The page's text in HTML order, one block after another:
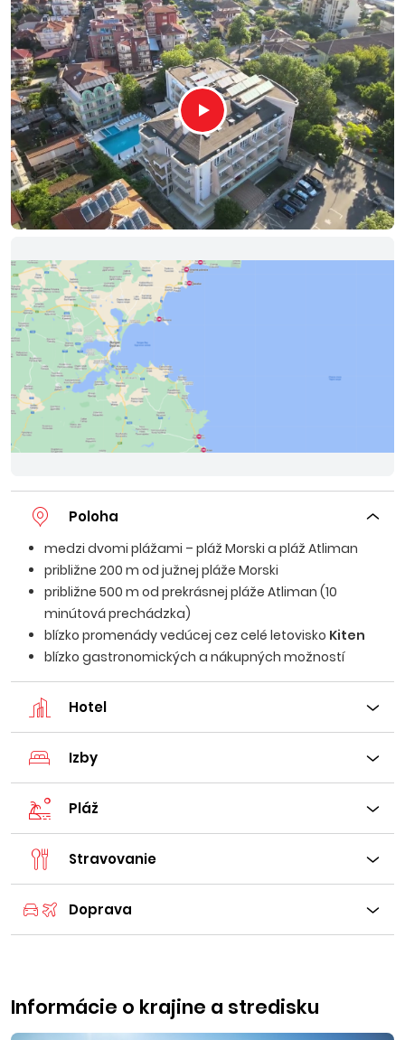
Poloha
medzi dvomi plážami – pláž Morski a pláž Atliman
približne 200 m od južnej pláže Morski
približne 500 m od prekrásnej pláže Atliman (10
minútová prechádzka)
blízko promenády vedúcej cez celé letovisko Kiten
blízko gastronomických a nákupných možností
Hotel
Izby
Pláž
Stravovanie
Doprava
Informácie o krajine a stredisku